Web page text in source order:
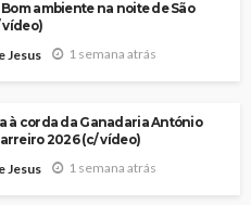
| Bom ambiente na noite de São
vídeo)
Jesus 1 semana atrás
à corda da Ganadaria António
2026 (c/ vídeo)
Jesus 1 semana atrás